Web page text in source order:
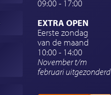
09:00 - 17:00
EXTRA OPEN
Eerste zondag
van de maand
10:00 - 14:00
November t/m
februariuitgezonderd